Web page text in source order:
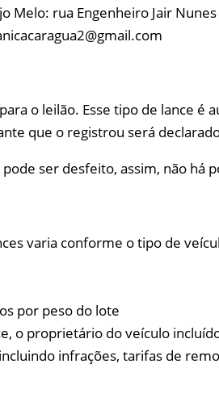
Melo: rua Engenheiro Jair
o leilão. Esse tipo de lance
que o registrou será
ser desfeito, assim, não há
varia conforme o tipo de
por peso do lote
o proprietário do veículo
infrações, tarifas de